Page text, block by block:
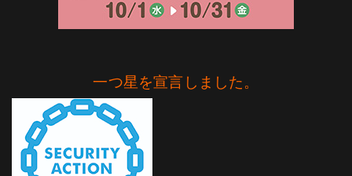
一つ星を宣言しました。